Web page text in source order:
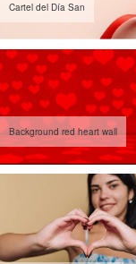
Cartel del Día San
Background red heart wall